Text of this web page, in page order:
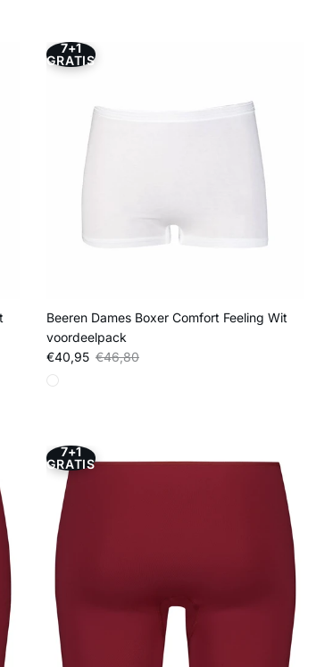
7+1
GRATIS
Beeren Dames Boxer Comfort Feeling Wit
voordeelpack
Verkoopprijs
€40,95 Reguliere prijs
€46,80
7+1
GRATIS